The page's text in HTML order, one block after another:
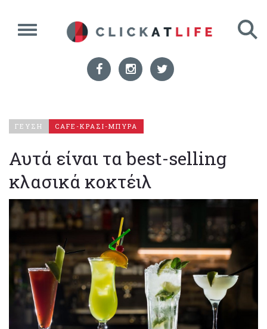
ΓΕΥΣΗ CAFE-ΚΡΑΣΙ-ΜΠΥΡΑ
Αυτά είναι τα best-selling
κλασικά κοκτέιλ